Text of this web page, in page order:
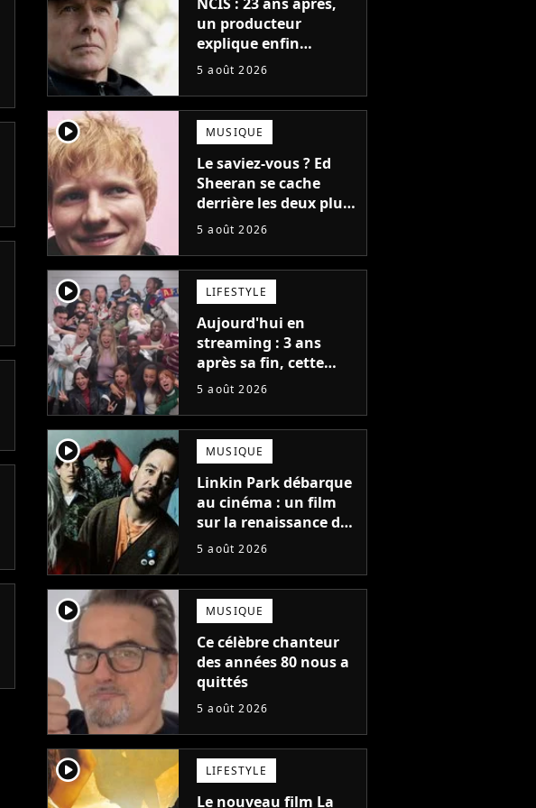
un producteur
explique enfin
l'origine de l'idée la
(et on ne parle pas du
bateau)
5 août 2026
player2 MUSIQUE
Le saviez-vous ? Ed
Sheeran se cache
derrière les deux plus
gros tubes du
5 août 2026
player2 LIFESTYLE
Aujourd'hui en
streaming : 3 ans
après sa fin, cette
série aux 13 Emmy
une suite...
totalement différente
5 août 2026
player2 MUSIQUE
Linkin Park débarque
au cinéma : un film
sur la renaissance du
groupe arrive en
5 août 2026
player2 MUSIQUE
Ce célèbre chanteur
des années 80 nous a
quittés
5 août 2026
player2 LIFESTYLE
Le nouveau film La